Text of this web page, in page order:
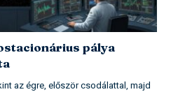
pálya
az égre, először csodálattal, majd